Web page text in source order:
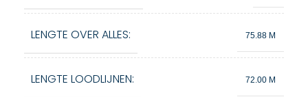
LENGTE OVER ALLES: 75.88 M
LENGTE LOODLIJNEN: 72.00 M